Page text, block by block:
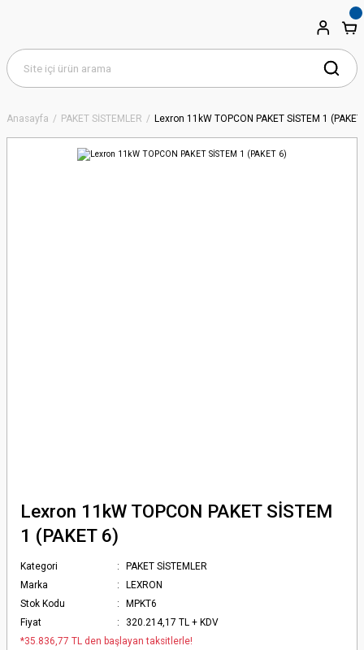
Anasayfa PAKET SİSTEMLER Lexron 11kW TOPCON PAKET SİSTEM 1
Lexron 11kW TOPCON PAKET SİSTEM
1 (PAKET 6)
Kategori
PAKET SİSTEMLER
Marka
LEXRON
Stok Kodu
MPKT6
Fiyat
320.214,17 TL + KDV
*35.836,77 TL den başlayan taksitlerle!